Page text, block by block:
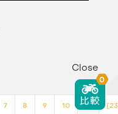
7 8 9 10 >>
Close
0